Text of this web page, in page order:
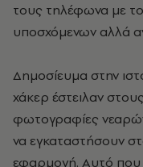
τους τηλέφωνα με
υποσχόμενων αλλά
Δημοσίευμα στην
χάκερ έστειλαν
φωτογραφίες
να εγκαταστήσουν
εφαρμογή. Αυτό που